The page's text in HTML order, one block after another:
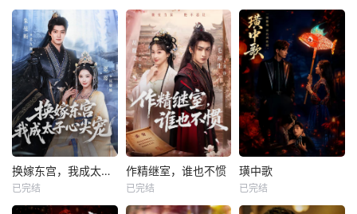
换嫁东宫，我成太子心尖宠
已完结
作精继室，谁也不惯
已完结
璜中歌
已完结